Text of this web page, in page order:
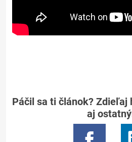
Páčil sa ti článok? Zdieľaj
aj